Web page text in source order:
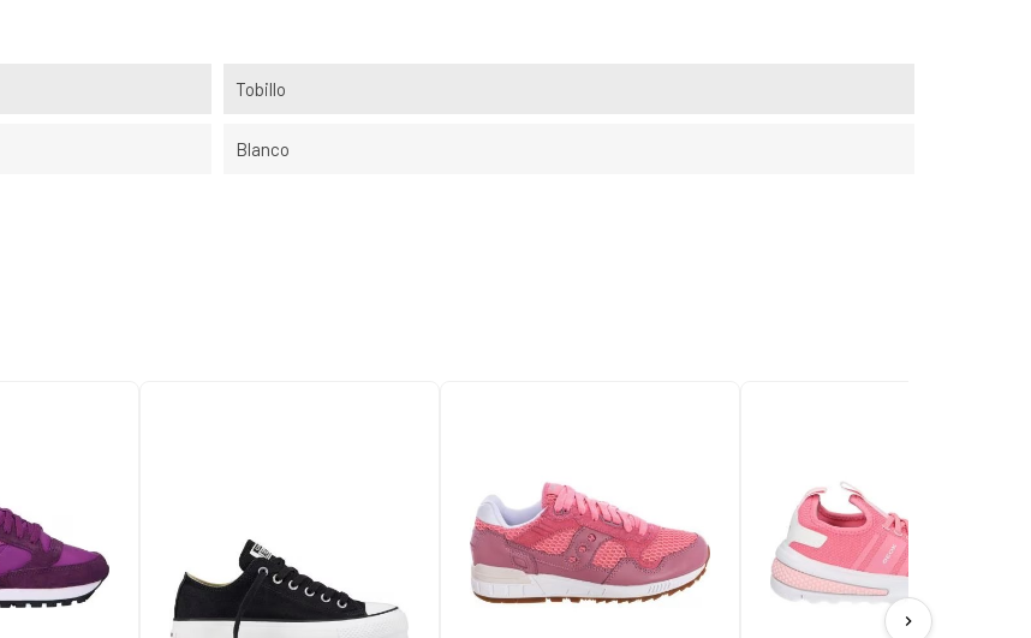
Tobillo
Blanco
chevron_right